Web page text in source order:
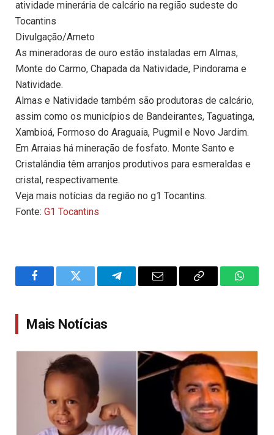
atividade minerária de calcário na região sudeste do
Tocantins
Divulgação/Ameto
As mineradoras de ouro estão instaladas em Almas,
Monte do Carmo, Chapada da Natividade, Pindorama e
Natividade.
Almas e Natividade também são produtoras de calcário,
assim como os municípios de Bandeirantes, Taguatinga,
Xambioá, Formoso do Araguaia, Pugmil e Novo Jardim.
Em Arraias há mineração de fosfato. Monte Santo e
Cristalândia têm arranjos produtivos para esmeraldas e
cristal, respectivamente.
Veja mais notícias da região no g1 Tocantins.
Fonte: G1 Tocantins
FacebookTwitter TelegramEmail
Copy
Mais Notícias